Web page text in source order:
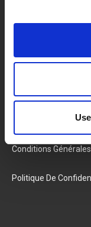
Marques
Catégories
Conditions Générales
Politique De